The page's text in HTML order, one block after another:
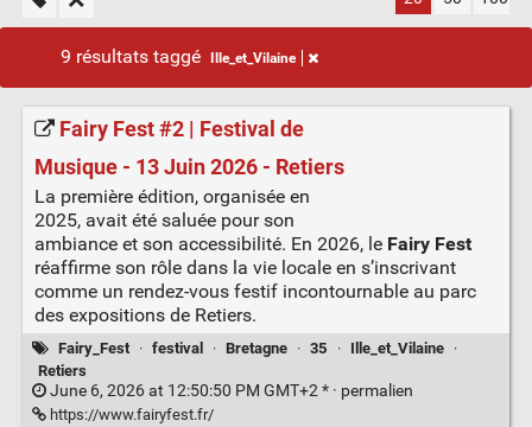
9 résultats taggé Ille_et_Vilaine
Fairy Fest #2 | Festival de
Musique - 13 Juin 2026 - Retiers
La première édition, organisée en
2025, avait été saluée pour son
ambiance et son accessibilité. En 2026, le Fairy Fest
réaffirme son rôle dans la vie locale en s’inscrivant
comme un rendez-vous festif incontournable au parc
des expositions de Retiers.
Fairy_Fest · festival · Bretagne · 35 · Ille_et_Vilaine
·
Retiers
June 6, 2026 at 12:50:50 PM GMT+2 * · permalien
https://www.fairyfest.fr/